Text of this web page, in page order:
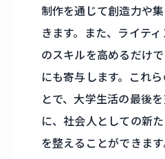
制作を通じて創造力や
きます。また、ライテ
のスキルを高めるだけ
にも寄与します。これ
とで、大学生活の最後
に、社会人としての新
を整えることができます